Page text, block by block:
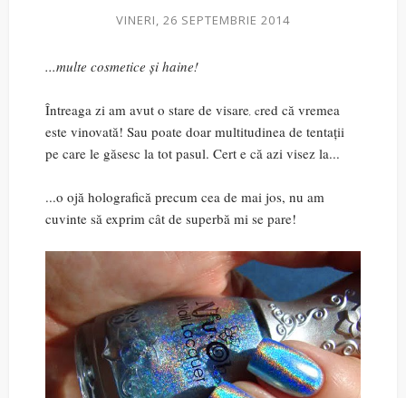
VINERI, 26 SEPTEMBRIE 2014
...multe cosmetice și haine!
Întreaga zi am avut o stare de visare, cred că vremea
este vinovată! Sau poate doar multitudinea de tentații
pe care le găsesc la tot pasul. Cert e că azi visez la...
...o ojă holografică precum cea de mai jos, nu am
cuvinte să exprim cât de superbă mi se pare!